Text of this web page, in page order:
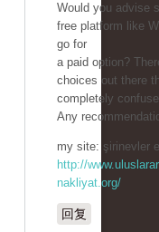
Would you advise
free platform like
go for
a paid option?
choices out there
completely
Any
my site: şirinevler
http://
nakliyat.org/
回复